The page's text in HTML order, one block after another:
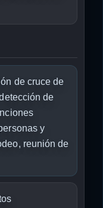
de cruce de
de
y
reunión de